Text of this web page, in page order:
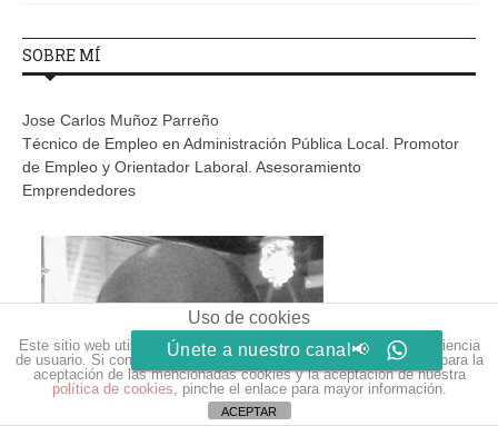
SOBRE MÍ
Jose Carlos Muñoz Parreño
Técnico de Empleo en Administración Pública Local. Promotor
de Empleo y Orientador Laboral. Asesoramiento
Emprendedores
Uso de cookies
Este sitio web utiliza cookies para que usted tenga la mejor experiencia
de usuario. Si continúa navegando está dando su consentimiento para la
aceptación de las mencionadas cookies y la aceptación de nuestra
política de cookies, pinche el enlace para mayor información.
ACEPTAR
Únete a nuestro canal📢